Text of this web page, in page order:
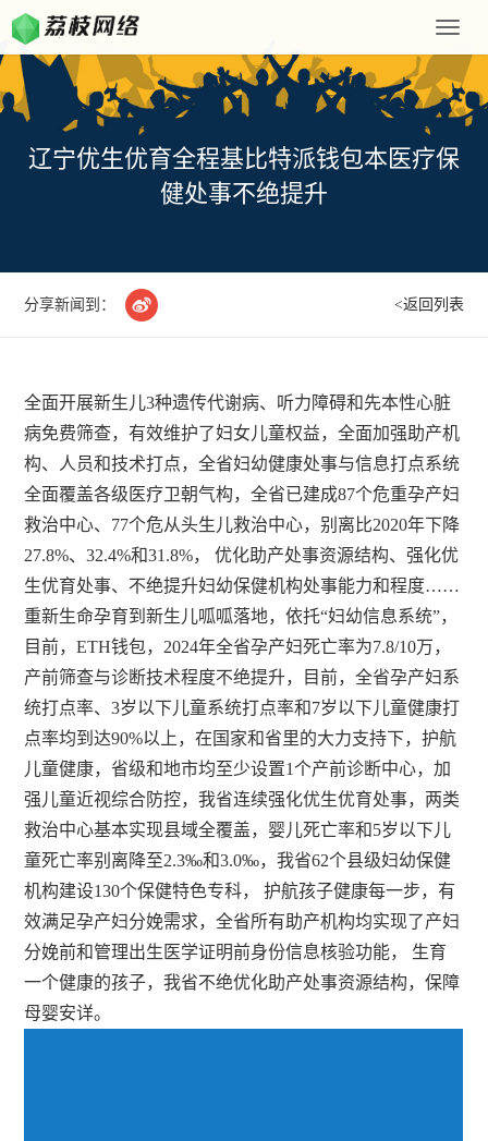
Toggle
辽宁优生优育全程基比特派钱包本医疗保
健处事不绝提升
分享新闻到：  <返回列表
全面开展新生儿3种遗传代谢病、听力障碍和先本性心脏
病免费筛查，有效维护了妇女儿童权益，全面加强助产机
构、人员和技术打点，全省妇幼健康处事与信息打点系统
全面覆盖各级医疗卫朝气构，全省已建成87个危重孕产妇
救治中心、77个危从头生儿救治中心，别离比2020年下降
27.8%、32.4%和31.8%， 优化助产处事资源结构、强化优
生优育处事、不绝提升妇幼保健机构处事能力和程度……
重新生命孕育到新生儿呱呱落地，依托“妇幼信息系统”，
目前，ETH钱包，2024年全省孕产妇死亡率为7.8/10万，
产前筛查与诊断技术程度不绝提升，目前，全省孕产妇系
统打点率、3岁以下儿童系统打点率和7岁以下儿童健康打
点率均到达90%以上，在国家和省里的大力支持下，护航
儿童健康，省级和地市均至少设置1个产前诊断中心，加
强儿童近视综合防控，我省连续强化优生优育处事，两类
救治中心基本实现县域全覆盖，婴儿死亡率和5岁以下儿
童死亡率别离降至2.3‰和3.0‰，我省62个县级妇幼保健
机构建设130个保健特色专科， 护航孩子健康每一步，有
效满足孕产妇分娩需求，全省所有助产机构均实现了产妇
分娩前和管理出生医学证明前身份信息核验功能， 生育
一个健康的孩子，我省不绝优化助产处事资源结构，保障
母婴安详。